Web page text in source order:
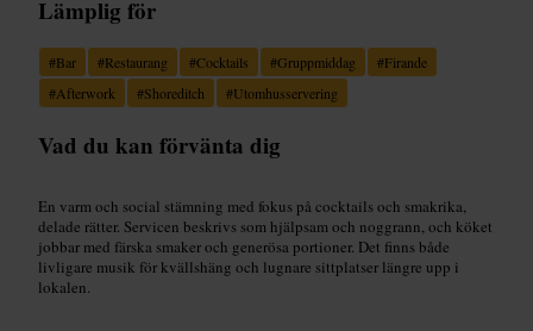
Lämplig för
#Bar #Restaurang #Cocktails #Gruppmiddag #Firande
#Afterwork #Shoreditch #Utomhusservering
Vad du kan förvänta dig
En varm och social stämning med fokus på cocktails och smakrika,
delade rätter. Servicen beskrivs som hjälpsam och noggrann, och köket
jobbar med färska smaker och generösa portioner. Det finns både
livligare musik för kvällshäng och lugnare sittplatser längre upp i
lokalen.